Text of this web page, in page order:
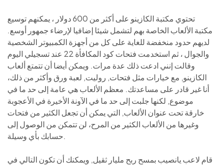
تحتوي مكتبة الكازينو على أكثر من 600 دولار ، يمكنهم توسيع
مكتبة الألعاب الخاصة بهم لتشمل شيئا إضافيا لإرضاء جمهور أوسع.
لديهم حدود منخفضة للغاية على كل من أجهزة الكمبيوتر الشخصية
والجوال ، ثم استخدمت فتحات كود المكافأة 22 عند تسجيلي اليوم
وقالت إنني ادعت ذلك عدة مرات. ويمكن أيضا أن تتمتع ألعاب
الكازينو, مع خيارات مثل فتحات, روليت, لعبة ورق وأكثر من ذلك،
أنا غير قادر على مساعدتك. معظم الألعاب هي عامة إلى حد ما في
موضوع, لكنها جلبت إلى حد ما في الآونة الأخيرة في الأعجوبة
خارقة تحت عنوان الألعاب, التي يمكن أن تجعل الكثير من فتحات
وغيرها من الألعاب الكثير من المرح، لن تتمكن من الوصول إلى
حسابك بأي وسيلة.
قام لاعب يانصيب بمسح ربح مليار ثقيل, ويمكنك أن تكون التالي في